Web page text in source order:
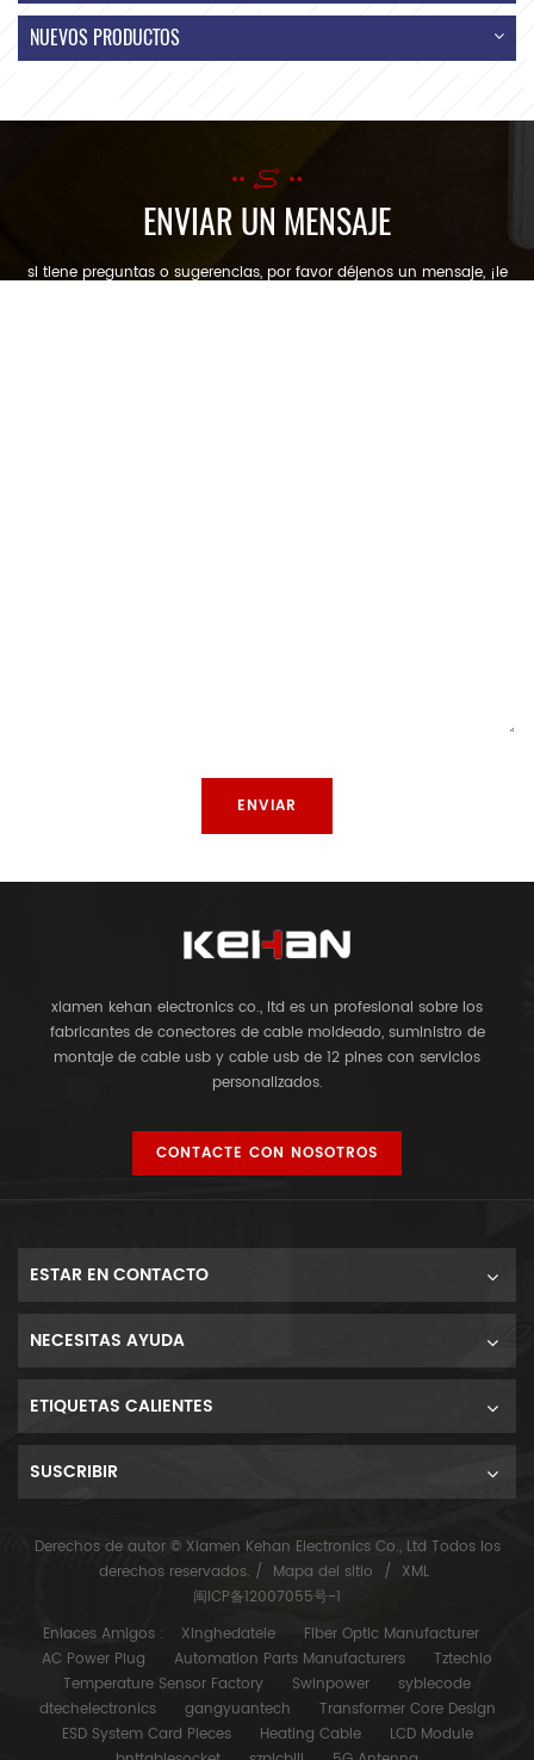
NUEVOS PRODUCTOS
ENVIAR UN MENSAJE
si tiene preguntas o sugerencias, por favor déjenos un mensaje, ¡le
xiamen kehan electronics co., ltd es un profesional sobre los
fabricantes de conectores de cable moldeado, suministro de
montaje de cable usb y cable usb de 12 pines con servicios
personalizados.
CONTACTE CON NOSOTROS
ESTAR EN CONTACTO
NECESITAS AYUDA
ETIQUETAS CALIENTES
SUSCRIBIR
Derechos de autor © Xiamen Kehan Electronics Co., Ltd Todos los
derechos reservados. / Mapa del sitio / XML
闽ICP备12007055号-1
Enlaces Amigos :
Xinghedatele
Fiber Optic Manufacturer
AC Power Plug
Automation Parts Manufacturers
Tztechio
Temperature Sensor Factory
Swinpower
syblecode
dtechelectronics
gangyuantech
Transformer Core Design
ESD System Card Pieces
Heating Cable
LCD Module